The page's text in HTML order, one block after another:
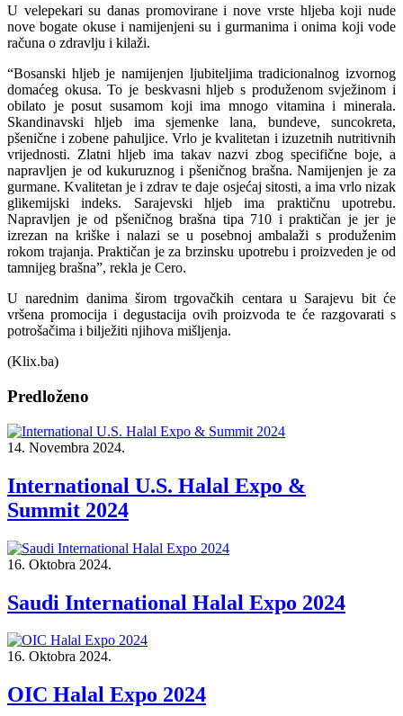
U velepekari su danas promovirane i nove vrste hljeba koji nude
nove bogate okuse i namijenjeni su i gurmanima i onima koji vode
računa o zdravlju i kilaži.
“Bosanski hljeb je namijenjen ljubiteljima tradicionalnog izvornog
domaćeg okusa. To je beskvasni hljeb s produženom svježinom i
obilato je posut susamom koji ima mnogo vitamina i minerala.
Skandinavski hljeb ima sjemenke lana, bundeve, suncokreta,
pšenične i zobene pahuljice. Vrlo je kvalitetan i izuzetnih nutritivnih
vrijednosti. Zlatni hljeb ima takav nazvi zbog specifične boje, a
napravljen je od kukuruznog i pšeničnog brašna. Namijenjen je za
gurmane. Kvalitetan je i zdrav te daje osjećaj sitosti, a ima vrlo nizak
glikemijski indeks. Sarajevski hljeb ima praktičnu upotrebu.
Napravljen je od pšeničnog brašna tipa 710 i praktičan je jer je
izrezan na kriške i nalazi se u posebnoj ambalaži s produženim
rokom trajanja. Praktičan je za brzinsku upotrebu i proizveden je od
tamnijeg brašna”, rekla je Cero.
U narednim danima širom trgovačkih centara u Sarajevu bit će
vršena promocija i degustacija ovih proizvoda te će razgovarati s
potrošačima i bilježiti njihova mišljenja.
(Klix.ba)
Predloženo
14. Novembra 2024.
International U.S. Halal Expo &
Summit 2024
16. Oktobra 2024.
Saudi International Halal Expo 2024
16. Oktobra 2024.
OIC Halal Expo 2024